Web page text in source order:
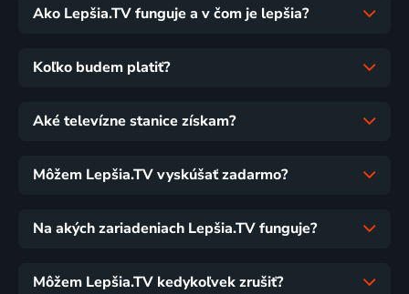
Ako Lepšia.TV funguje a v čom je lepšia?
Koľko budem platiť?
Aké televízne stanice získam?
Môžem Lepšia.TV vyskúšať zadarmo?
Na akých zariadeniach Lepšia.TV funguje?
Môžem Lepšia.TV kedykoľvek zrušiť?